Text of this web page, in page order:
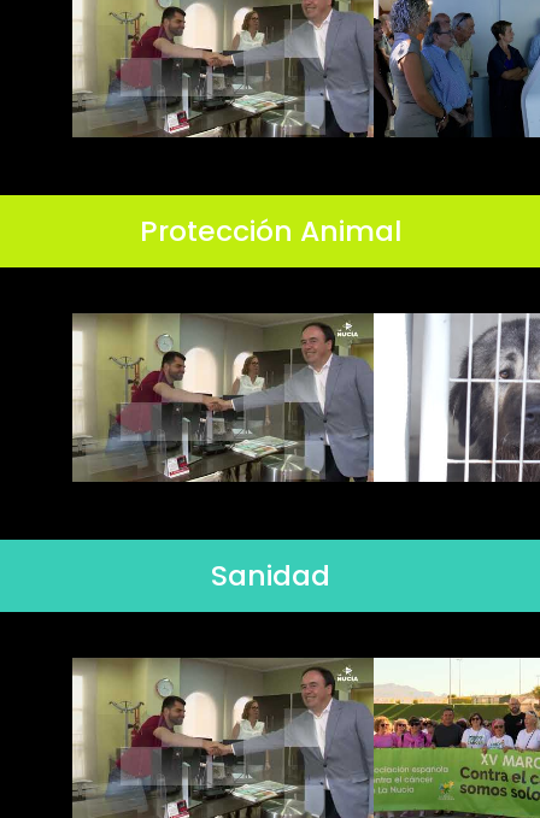
Protección Animal
Sanidad